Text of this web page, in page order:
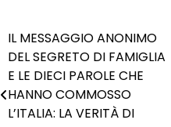
navigation
IL MESSAGGIO ANONIMO
DEL SEGRETO DI FAMIGLIA
E LE DIECI PAROLE CHE
HANNO COMMOSSO
L’ITALIA: LA VERITÀ DI